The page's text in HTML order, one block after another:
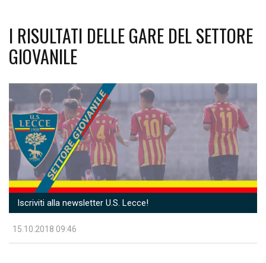
I RISULTATI DELLE GARE DEL SETTORE
GIOVANILE
Iscriviti alla newsletter U.S. Lecce!
15.10.2018 09:46